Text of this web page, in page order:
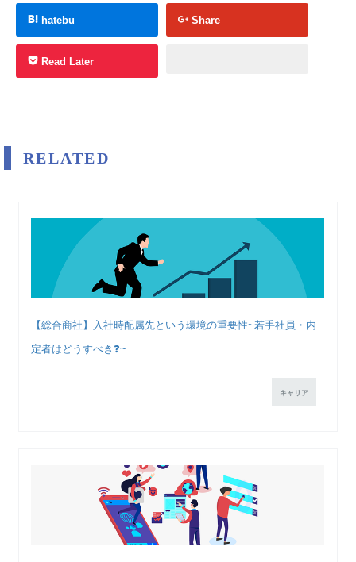
hatebu Share
Read Later
RELATED
【総合商社】入社時配属先という環境の重要性~若手社員・内
定者はどうすべき❓~...
キャリア